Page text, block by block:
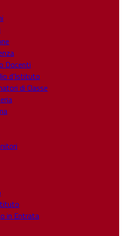
Docenti
d’Istituto
di Classe
in Entrata